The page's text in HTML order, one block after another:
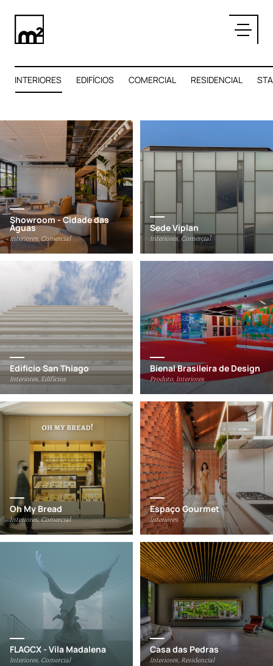
Menu
PROJETOS
Projetos
EDIFÍCIOS COMERCIAL RESIDENCIAL
INTERIORES
Showroom - Cidade das
Águas
Interiores, Comercial
Sede Viplan
Interiores, Comercial
Edifício San Thiago
Interiores, Edifícios
Bienal Brasileira de Design
Produto, Interiores
Oh My Bread
Interiores, Comercial
Espaço Gourmet
Interiores
FLAGCX - Vila Madalena
Interiores, Comercial
Casa das Pedras
Interiores, Residencial